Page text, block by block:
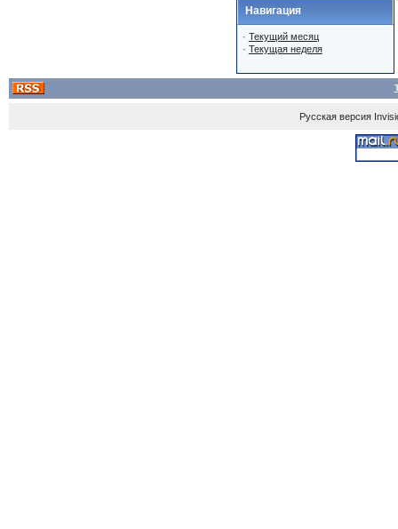
Навигация
· Текущий месяц
· Текущая неделя
Русская версия